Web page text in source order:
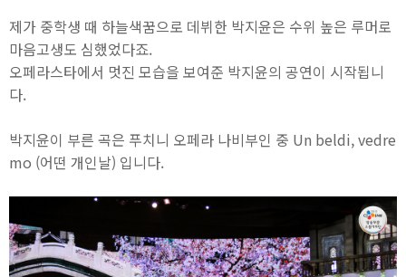
제가 중학생 때 하늘색꿈으로 데뷔한 박지윤은 수위 높은 루머로
마음고생도 심했었다죠.
오페라스타에서 멋진 모습을 보여준 박지윤의 공연이 시작됩니
다.
박지윤이 부른 곡은 푸치니 오페라 나비부인 중 Un beldi, vedre
mo (어떤 개인날) 입니다.